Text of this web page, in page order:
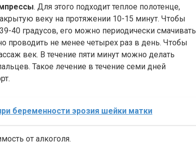
. Для этого подходит теплое полотенце,
веку на протяжении 10-15 минут. Чтобы
40 градусов, его можно периодически смачивать
проводить не менее четырех раз в день. Чтобы
век. В течение пяти минут можно делать
Такое лечение в течение семи дней
беременности эрозия шейки матки
от алкоголя.